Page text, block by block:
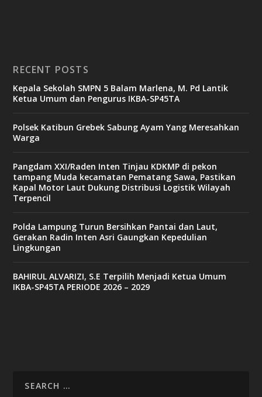
RECENT POSTS
Kepala Sekolah SMPN 5 Balam Marlena, M. Pd Lantik
Ketua Umum dan Pengurus IKBA-SP45TA
Polsek Katibun Grebek Sabung Ayam Yang Meresahkan
Warga
Pangdam XXI/Raden Inten Tinjau KDKMP di pekon
tampang Muda kecamatan Pematang Sawa, Pastikan
Kapal Motor Laut Dukung Distribusi Logistik Wilayah
Terpencil
Polda Lampung Turun Bersihkan Pantai dan Laut,
Gerakan Radin Inten Asri Gaungkan Kepedulian
Lingkungan
BAHIRUL ALVARIZI, S.E Terpilih Menjadi Ketua Umum
IKBA-SP45TA PERIODE 2026 – 2029